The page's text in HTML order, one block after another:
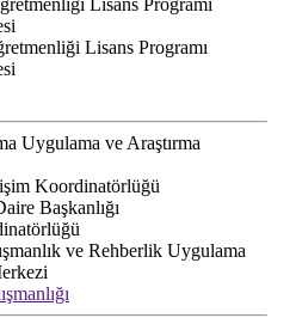
Lisans Programı
Lisans Programı
Uygulama ve Araştırma
Koordinatörlüğü
Başkanlığı
ve Rehberlik Uygulama